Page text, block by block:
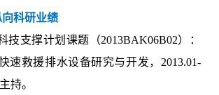
向科研业绩
技支撑计划课题（2013BAK06B02）：
速救援排水设备研究与开发，2013.01-
持。